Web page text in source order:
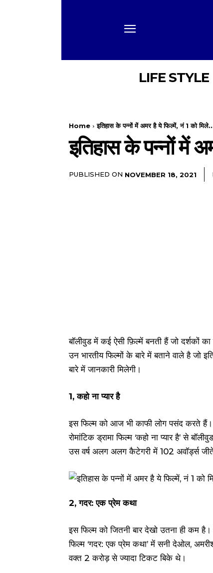
LIFE STYLE
Home इतिहास के पन्नों में अमर है ये फिल्में, नं 1 को
इतिहास के पन्नों में
PUBLISHED ON NOVEMBER 18, 2021
बॉलीवुड में कई ऐसी फ़िल्में बनती हैं जो दर्शकों
उन भारतीय फिल्मों के बारे में बताने वाले है जो
बारे में जानकारी मिलेगी।
1, कहो ना प्यार है
इस फिल्म को आज भी काफी लोग पसंद करते
रोमांटिक ड्रामा फिल्म ‘कहो ना प्यार है’ से
उस वर्ष अलग अलग कैटेगरी में 102 अवॉर्ड्स
2, गदर: एक प्रेम कथा
इस फिल्म को जितनी बार देखो उतना ही कम
फिल्म ‘गदर: एक प्रेम कथा’ में सनी देओल,
वक्त 2 करोड़ से ज्यादा टिकट बिके थे।